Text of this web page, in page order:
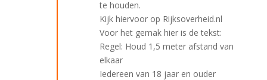
te houden.
Kijk hiervoor op Rijksoverheid.nl
Voor het gemak hier is de tekst:
Regel: Houd 1,5 meter afstand van
elkaar
Iedereen van 18 jaar en ouder